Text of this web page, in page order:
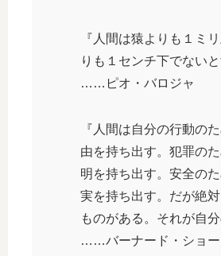
『人間は猿よりも１ミ
りも１センチ下でない
……ピオ・バロジャ
『人間は自分の行動の
由を持ち出す。犯罪の
明を持ち出す。安全の
実を持ち出す。だが絶
ものがある。それが自
……バーナード・ショー